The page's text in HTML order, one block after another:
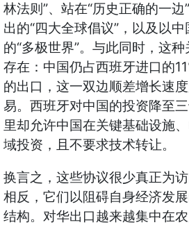
林法则 ”、站在“历史正确的一边”
出的“四大全球倡议”，以及以中
的“多极世界”。与此同时，这
存在：中国仍占西班牙进口的
的出口，这一双边顺差增长速
易。西班牙对中国的投资降至
里却允许中国在关键基础设施
域投资，且不要求技术转让。
换言之，这些协议很少真正为访
相反，它们以阻碍自身经济发
结构。对华出口越来越集中在